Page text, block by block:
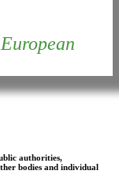
European
authorities,
bodies and individual